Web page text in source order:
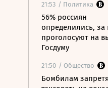
21:53 / Политика
56% россиян
определились, за
проголосуют на
Госдуму
21:50 / Общество
Бомбилам